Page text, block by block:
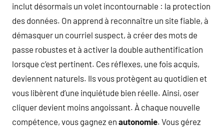
inclut désormais un volet incontournable : la protection
des données. On apprend à reconnaître un site fiable, à
démasquer un courriel suspect, à créer des mots de
passe robustes et à activer la double authentification
lorsque c’est pertinent. Ces réflexes, une fois acquis,
deviennent naturels. Ils vous protègent au quotidien et
vous libèrent d’une inquiétude bien réelle. Ainsi, oser
cliquer devient moins angoissant. À chaque nouvelle
compétence, vous gagnez en autonomie. Vous gérez